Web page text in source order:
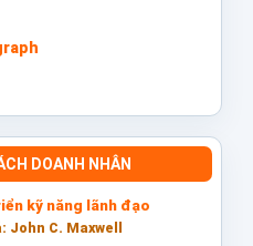
DOANH NHÂN
kỹ năng lãnh đạo
John C. Maxwell